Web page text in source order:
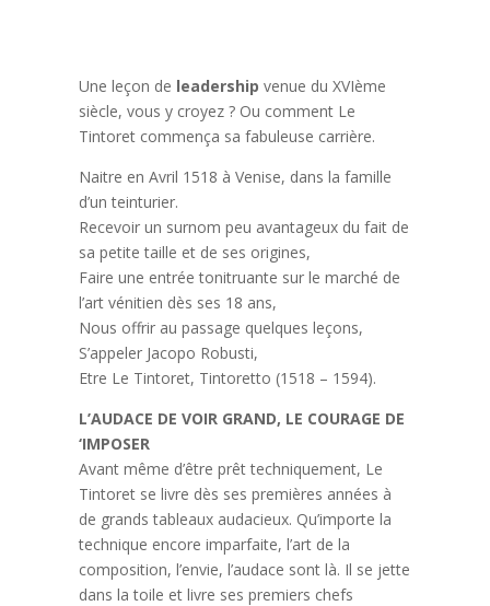
Une leçon de leadership venue du XVIème
siècle, vous y croyez ? Ou comment Le
Tintoret commença sa fabuleuse carrière.
Naitre en Avril 1518 à Venise, dans la famille
d’un teinturier.
Recevoir un surnom peu avantageux du fait de
sa petite taille et de ses origines,
Faire une entrée tonitruante sur le marché de
l’art vénitien dès ses 18 ans,
Nous offrir au passage quelques leçons,
S’appeler Jacopo Robusti,
Etre Le Tintoret, Tintoretto (1518 – 1594).
L’AUDACE DE VOIR GRAND, LE COURAGE DE
‘IMPOSER
Avant même d’être prêt techniquement, Le
Tintoret se livre dès ses premières années à
de grands tableaux audacieux. Qu’importe la
technique encore imparfaite, l’art de la
composition, l’envie, l’audace sont là. Il se jette
dans la toile et livre ses premiers chefs